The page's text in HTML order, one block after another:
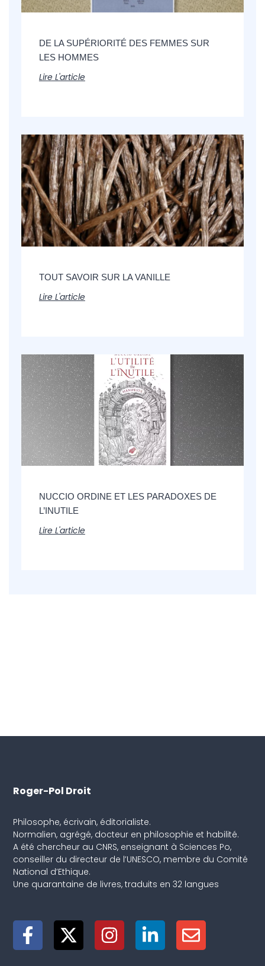
DE LA SUPÉRIORITÉ DES FEMMES SUR
LES HOMMES
Lire L'article
TOUT SAVOIR SUR LA VANILLE
Lire L'article
NUCCIO ORDINE ET LES PARADOXES DE
L’INUTILE
Lire L'article
Roger-Pol Droit
Philosophe, écrivain, éditorialiste.
Normalien, agrégé, docteur en philosophie et habilité.
A été chercheur au CNRS, enseignant à Sciences Po,
conseiller du directeur de l’UNESCO, membre du Comité
National d’Ethique.
Une quarantaine de livres, traduits en 32 langues